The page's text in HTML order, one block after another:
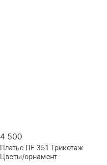
4 500
Платье ПЕ 351 Трикотаж
Цветы/орнамент